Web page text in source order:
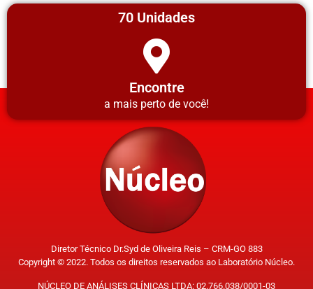
70 Unidades
Encontre
a mais perto de você!
Diretor Técnico Dr.Syd de Oliveira Reis – CRM-GO 883
Copyright © 2022. Todos os direitos reservados ao Laboratório Núcleo.
NÚCLEO DE ANÁLISES CLÍNICAS LTDA: 02.766.038/0001-03